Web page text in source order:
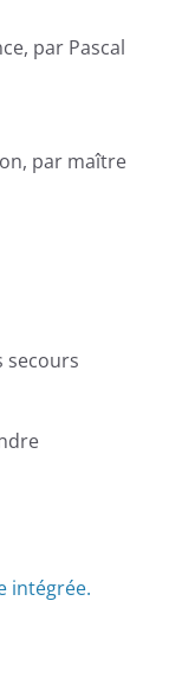
par Pascal
par maître
secours
intégrée.